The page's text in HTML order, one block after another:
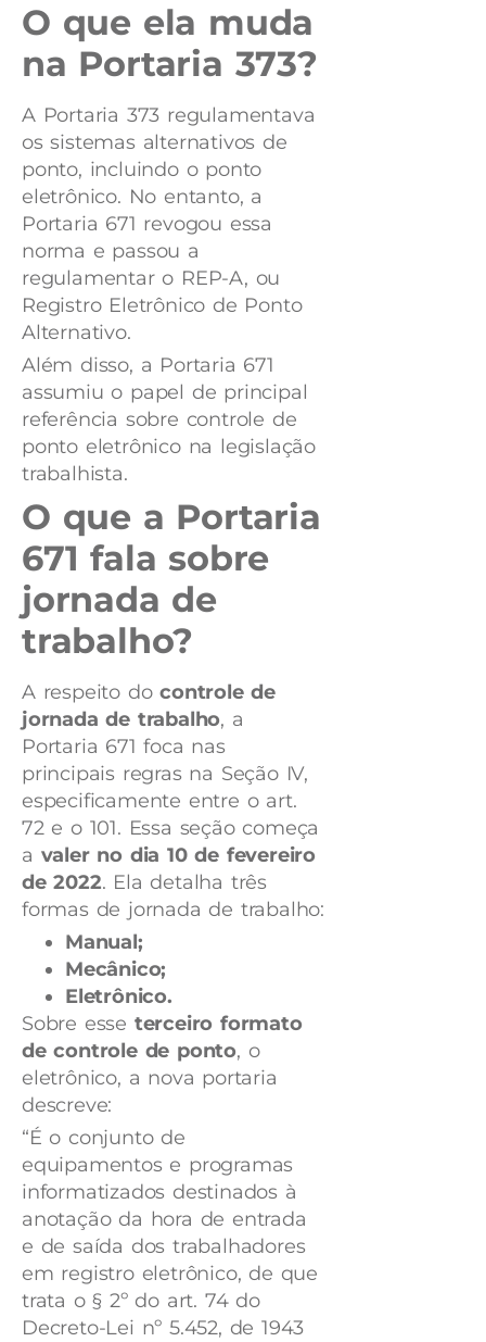
O que ela muda
na Portaria 373?
A Portaria 373 regulamentava
os sistemas alternativos de
ponto, incluindo o ponto
eletrônico. No entanto, a
Portaria 671 revogou essa
norma e passou a
regulamentar o REP-A, ou
Registro Eletrônico de Ponto
Alternativo.
Além disso, a Portaria 671
assumiu o papel de principal
referência sobre controle de
ponto eletrônico na legislação
trabalhista.
O que a Portaria
671 fala sobre
jornada de
trabalho?
A respeito docontrole de
jornada de trabalho, a
Portaria 671 foca nas
principais regras na Seção IV,
especificamente entre o art.
72 e o 101. Essa seção começa
a valer no dia 10 de fevereiro
de 2022. Ela detalha três
formas de jornada de trabalho:
Manual;
Mecânico;
Eletrônico.
Sobre esse terceiro formato
de controle de ponto, o
eletrônico, a nova portaria
descreve:
“É o conjunto de
equipamentos e programas
informatizados destinados à
anotação da hora de entrada
e de saída dos trabalhadores
em registro eletrônico, de que
trata o § 2º do art. 74 do
Decreto-Lei nº 5.452, de 1943